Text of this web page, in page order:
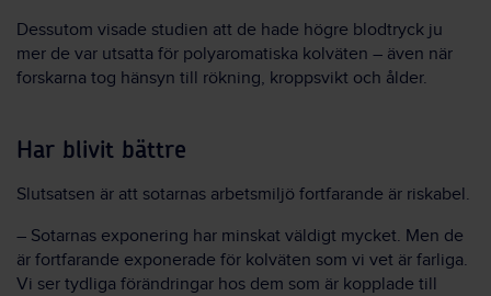
Dessutom visade studien att de hade högre blodtryck ju
mer de var utsatta för polyaromatiska kolväten – även när
forskarna tog hänsyn till rökning, kroppsvikt och ålder.
Har blivit bättre
Slutsatsen är att sotarnas arbetsmiljö fortfarande är riskabel.
– Sotarnas exponering har minskat väldigt mycket. Men de
är fortfarande exponerade för kolväten som vi vet är farliga.
Vi ser tydliga förändringar hos dem som är kopplade till